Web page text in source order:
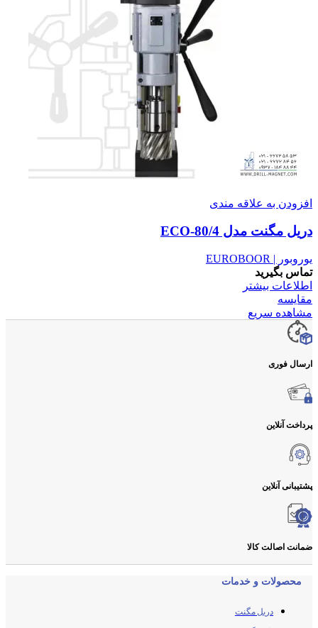
افزودن به علاقه مندی
دریل مگنت مدل ECO-80/4
یوروبور | EUROBOOR
تماس بگیرید
اطلاعات بیشتر
مقایسه
مشاهده سریع
ارسال فوری
پرداخت آنلاین
پشتیبانی آنلاین
ضمانت اصالت کالا
محصولات و خدمات
دریل مگنت